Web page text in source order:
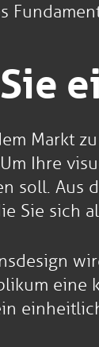
Markt
Ihre
soll. Aus
Sie sich
eine